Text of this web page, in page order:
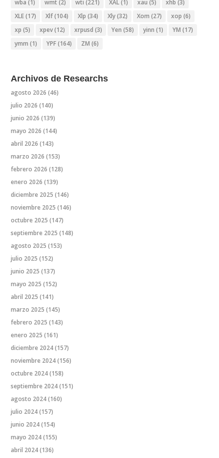
wba (1) wmt (2) wti (221) XAL(1) xau (5) xhb (3)
XLE(17) Xlf(104) Xlp (34) Xly(32) Xom (27) xop (6)
xp (5) xpev(12) xrpusd (3) Yen (58) yinn (1) YM (17)
ymm (1) YPF(164) ZM (6)
Archivos de Researchs
agosto 2026 (46)
julio 2026 (140)
junio 2026 (139)
mayo 2026 (144)
abril 2026 (143)
marzo 2026 (153)
febrero 2026 (128)
enero 2026 (139)
diciembre 2025 (146)
noviembre 2025 (146)
octubre 2025 (147)
septiembre 2025 (148)
agosto 2025 (153)
julio 2025 (152)
junio 2025 (137)
mayo 2025 (152)
abril 2025 (141)
marzo 2025 (145)
febrero 2025 (143)
enero 2025 (161)
diciembre 2024(157)
noviembre 2024(156)
octubre 2024(158)
septiembre 2024(151)
agosto 2024(160)
julio 2024(157)
junio 2024(154)
mayo 2024(155)
abril 2024(136)